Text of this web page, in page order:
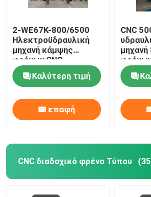
υδραυλική κουρεύοντας μηχανή
Ατσαλοβολή Machine
Laser Cutting Machine
Πολωνός που ισιώνει τη μηχανή
2-WE67K-800/6500
Ηλεκτροϋδραυλική
μηχανή κάμψης
φρένων CNC
Καλύτερη τιμή
επαφή
CNC
CNC διαδοχικό φρένο Τύπου